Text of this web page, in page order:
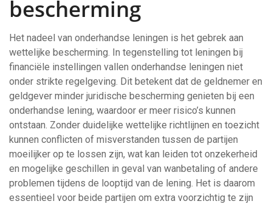
bescherming
Het nadeel van onderhandse leningen is het gebrek aan
wettelijke bescherming. In tegenstelling tot leningen bij
financiële instellingen vallen onderhandse leningen niet
onder strikte regelgeving. Dit betekent dat de geldnemer en
geldgever minder juridische bescherming genieten bij een
onderhandse lening, waardoor er meer risico’s kunnen
ontstaan. Zonder duidelijke wettelijke richtlijnen en toezicht
kunnen conflicten of misverstanden tussen de partijen
moeilijker op te lossen zijn, wat kan leiden tot onzekerheid
en mogelijke geschillen in geval van wanbetaling of andere
problemen tijdens de looptijd van de lening. Het is daarom
essentieel voor beide partijen om extra voorzichtig te zijn